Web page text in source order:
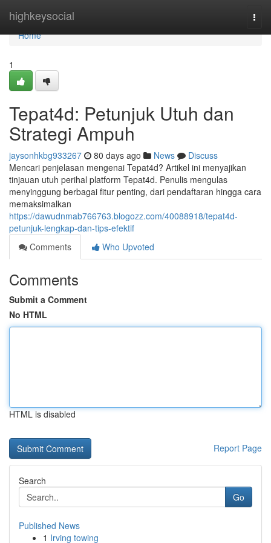
highkeysocial
Home
Home
1
Tepat4d: Petunjuk Utuh dan
Strategi Ampuh
jaysonhkbg933267 80 days ago News
Discuss
Mencari penjelasan mengenai Tepat4d? Artikel ini menyajikan
tinjauan utuh perihal platform Tepat4d. Penulis mengulas
menyinggung berbagai fitur penting, dari pendaftaran hingga cara
memaksimalkan
https://dawudnmab766763.blogozz.com/40088918/tepat4d-
petunjuk-lengkap-dan-tips-efektif
Comments
Who Upvoted
Comments
Submit a Comment
No HTML
HTML is disabled
Report Page
Search
Go
Published News
1 Irving towing